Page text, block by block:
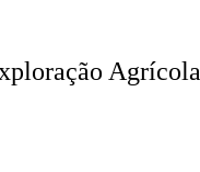
Agrícola